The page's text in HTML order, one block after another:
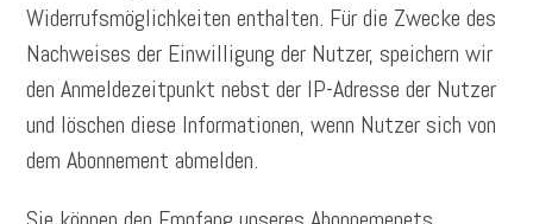
Widerrufsmöglichkeiten enthalten. Für die Zwecke des
Nachweises der Einwilligung der Nutzer, speichern wir
den Anmeldezeitpunkt nebst der IP-Adresse der Nutzer
und löschen diese Informationen, wenn Nutzer sich von
dem Abonnement abmelden.